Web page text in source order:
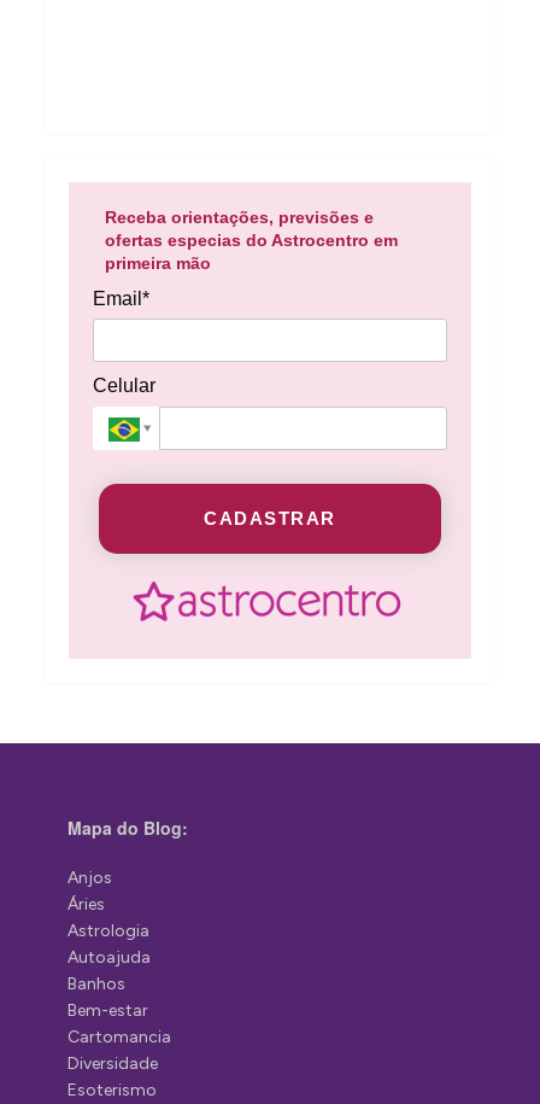
Receba orientações, previsões e
ofertas especias do Astrocentro em
primeira mão
Email*
Celular
CADASTRAR
Mapa do Blog:
Anjos
Áries
Astrologia
Autoajuda
Banhos
Bem-estar
Cartomancia
Diversidade
Esoterismo